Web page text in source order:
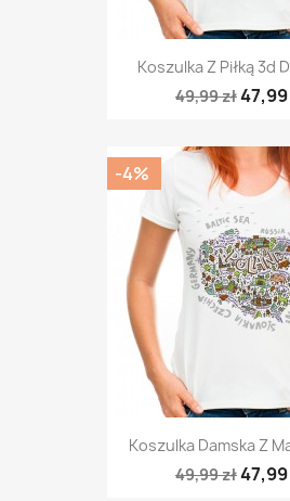
Koszulka Z Piłką 3d
49,99 zł47,99
Koszulka Damska Z
49,99 zł47,99
-4%